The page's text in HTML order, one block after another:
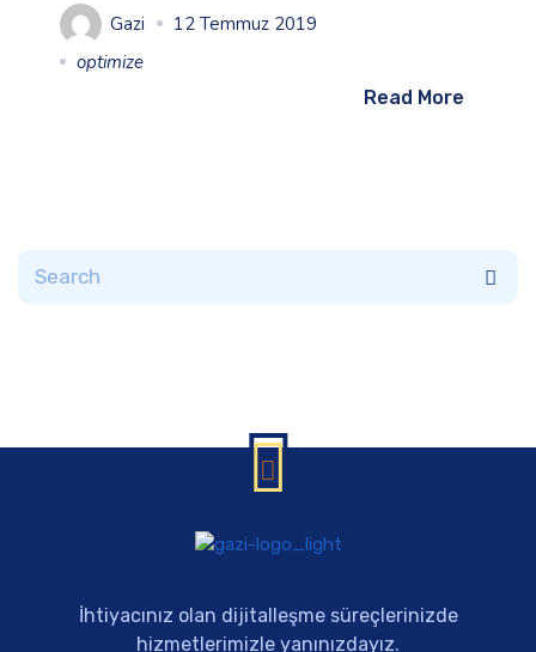
Gazi
12 Temmuz 2019
optimize
Read More
İhtiyacınız olan dijitalleşme süreçlerinizde
hizmetlerimizle yanınızdayız.